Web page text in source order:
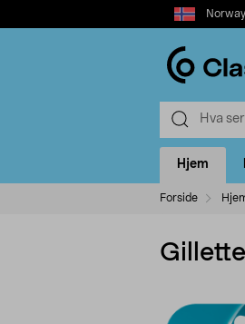
Select
market
Norway
Hjem
Forside